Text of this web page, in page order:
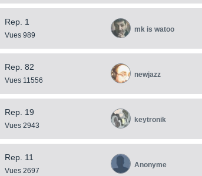
Rep. 1
Vues 989
mk is watoo
Rep. 82
Vues 11556
newjazz
Rep. 19
Vues 2943
keytronik
Rep. 11
Vues 2697
Anonyme